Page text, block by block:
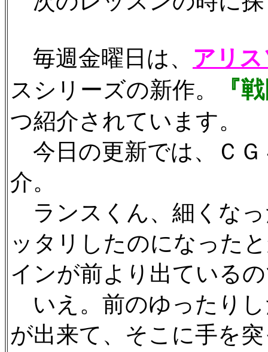
毎週金曜日は、 アリ
スシリーズの新作。
『
つ紹介されています。
今日の更新では、ＣＧ
介。
ランスくん、細くな
ッタリしたのになった
インが前より出ている
いえ。前のゆったり
が出来て、そこに手を